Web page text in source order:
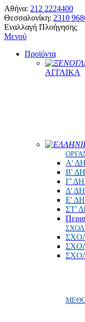
Αθήνα: 212 2224400
Θεσσαλονίκη: 2310
Εναλλαγή Πλοήγησης
Μενού
Προϊόντα
ΑΓΓΛΙΚΑ
Α'
Β'
Γ'
Δ'
Ε'
ΣΤ'